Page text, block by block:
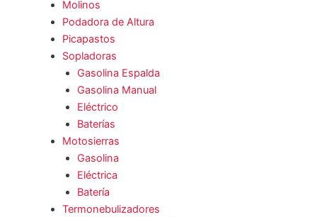
Molinos
Podadora de Altura
Picapastos
Sopladoras
Gasolina Espalda
Gasolina Manual
Eléctrico
Baterías
Motosierras
Gasolina
Eléctrica
Batería
Termonebulizadores